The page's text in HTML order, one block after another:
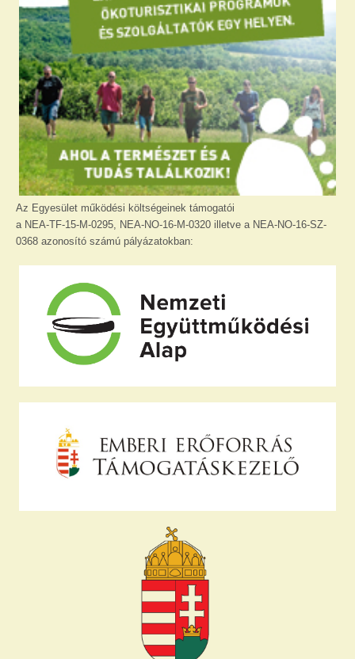
Az Egyesület működési költségeinek támogatói
a NEA-TF-15-M-0295, NEA-NO-16-M-0320 illetve a NEA-NO-16-SZ-
0368 azonosító számú pályázatokban: